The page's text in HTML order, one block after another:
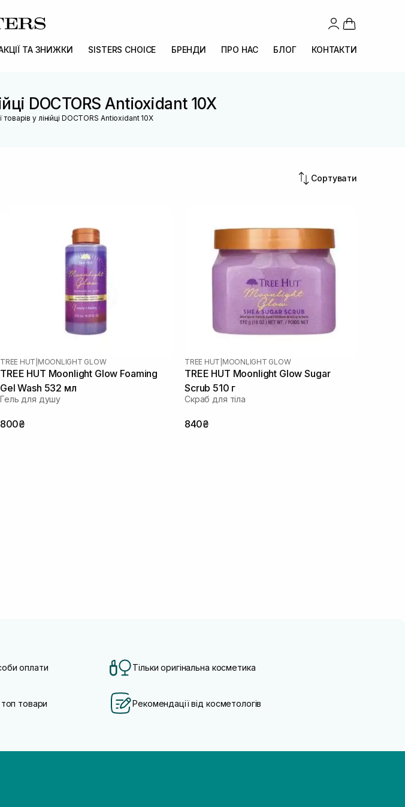
ТА ЗНИЖКИ SISTERS CHOICE БРЕНДИ ПРО НАС БЛОГ КОНТАКТИ
DOCTORS Antioxidant 10X
товарів у лінійці DOCTORS Antioxidant 10X
Сортувати
TREE HUT MOONLIGHT GLOW
TREE HUT Moonlight Glow Foaming
Gel Wash 532 мл
Гель для душу
800₴
TREE HUT MOONLIGHT GLOW
TREE HUT Moonlight Glow Sugar
Scrub 510 г
Скраб для тіла
840₴
оплати Тільки оригінальна косметика
товари Рекомендації від косметологів